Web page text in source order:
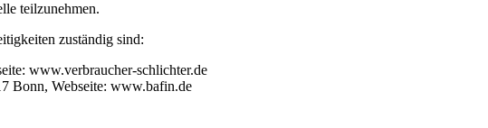
teilzunehmen.
zuständig sind:
www.verbraucher-schlichter.de
Bonn, Webseite: www.bafin.de